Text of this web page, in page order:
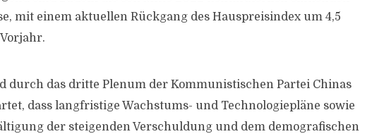
mit einem aktuellen Rückgang des Hauspreisindex um 4,5
durch das dritte Plenum der Kommunistischen Partei Chinas
dass langfristige Wachstums- und Technologiepläne sowie
der steigenden Verschuldung und dem demografischen